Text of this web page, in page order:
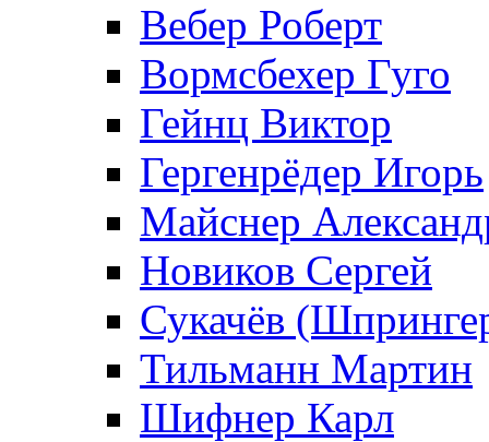
Вебер Роберт
Вормсбехер Гуго
Гейнц Виктор
Гергенрёдер Игорь
Майснер
Новиков Сергей
Сукачёв
Тильманн Мартин
Шифнер Карл